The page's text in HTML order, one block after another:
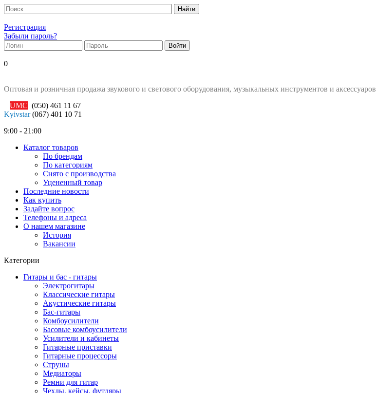
Регистрация
Забыли пароль?
0
Оптовая и розничная продажа звукового и светового оборудования, музыкальных инструментов и аксессуаров
UMC (050) 461 11 67
Kyivstar (067) 401 10 71
9:00 - 21:00
Каталог товаров
По брендам
По категориям
Снято с производства
Уцененный товар
Последние новости
Как купить
Задайте вопрос
Телефоны и адреса
О нашем магазине
История
Вакансии
Категории
Гитары и бас - гитары
Электрогитары
Классические гитары
Акустические гитары
Бас-гитары
Комбоусилители
Басовые комбоусилители
Усилители и кабинеты
Гитарные приставки
Гитарные процессоры
Струны
Медиаторы
Ремни для гитар
Чехлы, кейсы, футляры